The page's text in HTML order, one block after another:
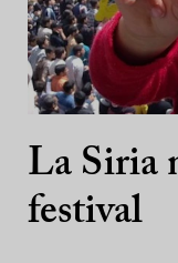
La Siria
festival